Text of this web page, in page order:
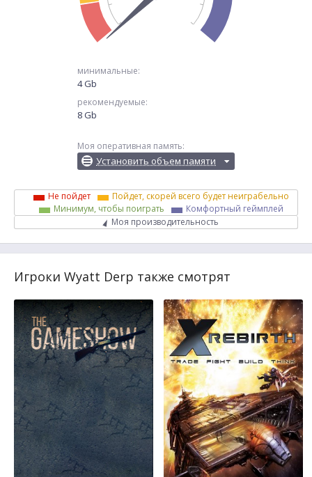
минимальные:
4 Gb
рекомендуемые:
8 Gb
Моя оперативная память:
Установить объем памяти
Не пойдет
Пойдет, скорей всего будет неиграбельно
Минимум, чтобы поиграть
Комфортный геймплей
Моя производительность
Игроки Wyatt Derp также смотрят